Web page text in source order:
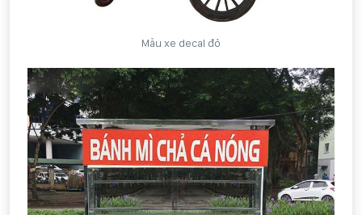
Mẫu xe decal đỏ